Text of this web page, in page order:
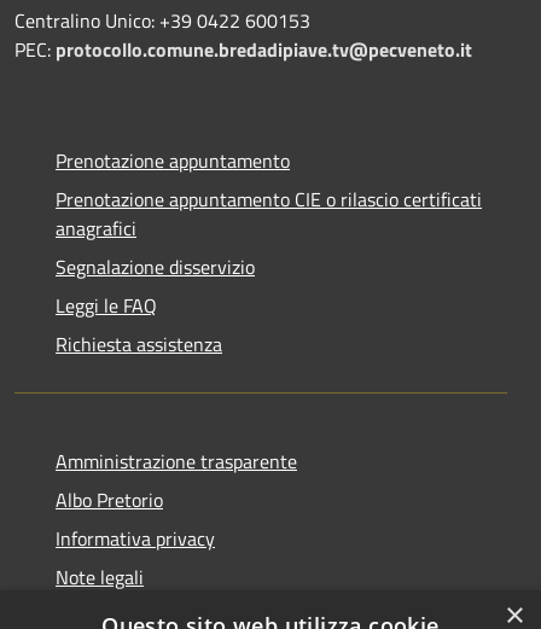
Centralino Unico: +39 0422 600153
PEC: protocollo.comune.bredadipiave.tv@pecveneto.it
Prenotazione appuntamento
Prenotazione appuntamento CIE o rilascio certificati
anagrafici
Segnalazione disservizio
Leggi le FAQ
Richiesta assistenza
Amministrazione trasparente
Albo Pretorio
Informativa privacy
Note legali
Dichiarazione di accessibilità
×